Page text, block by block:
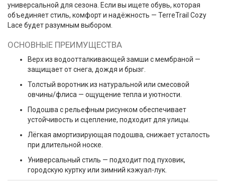
универсальной для сезона. Если вы ищете обувь, которая
объединяет стиль, комфорт и надёжность — TerreTrail Cozy
Lace будет разумным выбором.
ОСНОВНЫЕ ПРЕИМУЩЕСТВА
Верх из водоотталкивающей замши с мембраной —
защищает от снега, дождя и брызг.
Толстый воротник из натуральной или смесовой
овчины/флиса — ощущение тепла и уютности.
Подошва с рельефным рисунком обеспечивает
устойчивость и сцепление, подходит для улицы.
Лёгкая амортизирующая подошва, снижает усталость
при длительной носке.
Универсальный стиль — подходит под пуховик,
городскую куртку или зимний кэжуал-лук.